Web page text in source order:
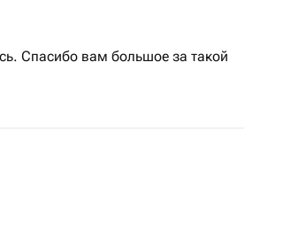
Спасибо вам большое за такой